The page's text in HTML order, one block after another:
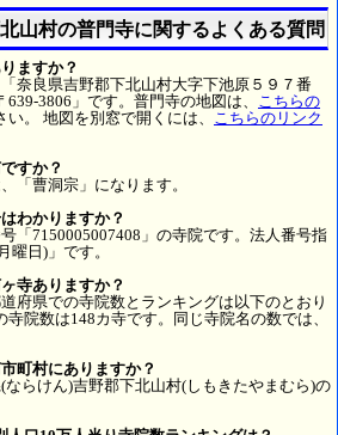
山村の普門寺に関するよくある質問
ますか？
奈良県吉野郡下北山村大字下池原５９７番
3806」です。普門寺の地図は、 こちらの
い。 地図を別窓で開くには、 こちらのリンク
すか？
「曹洞宗」になります。
わかりますか？
「7150005007408」の寺院です。法人番号指
曜日)」です。
寺ありますか？
府県での寺院数とランキングは以下のとおり
院数は148カ寺です。同じ寺院名の数では、
町村にありますか？
ならけん)吉野郡下北山村(しもきたやまむら)の